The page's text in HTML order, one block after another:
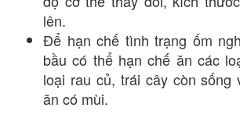
lên.
Để hạn chế tình trạng ốm
bầu có thể hạn chế ăn các
loại rau củ, trái cây còn sống
ăn có mùi.